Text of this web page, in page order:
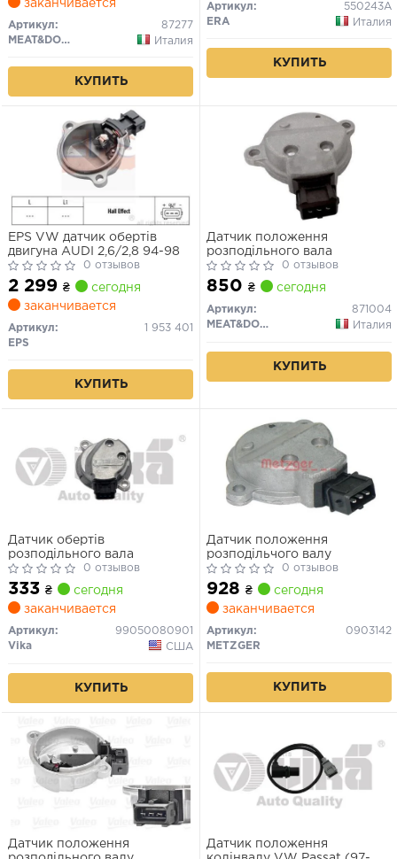
заканчивается
Артикул:
87277
MEAT&DORIA
Италия
КУПИТЬ
Артикул:
550243A
ERA
Италия
КУПИТЬ
EPS VW датчик обертів
двигуна AUDI 2,6/2,8 94-98
0 отзывов
2 299 ₴
сегодня
заканчивается
Артикул:
1 953 401
EPS
КУПИТЬ
Датчик положення
розподільного вала
0 отзывов
850 ₴ сегодня
Артикул:
871004
MEAT&DORIA
Италия
КУПИТЬ
Датчик обертів
розподільного вала
0 отзывов
333 ₴
сегодня
заканчивается
Артикул:
99050080901
Vika
США
КУПИТЬ
Датчик положення
розподільчого валу
0 отзывов
928 ₴
сегодня
заканчивается
Артикул:
0903142
METZGER
КУПИТЬ
Датчик положення
Датчик положення